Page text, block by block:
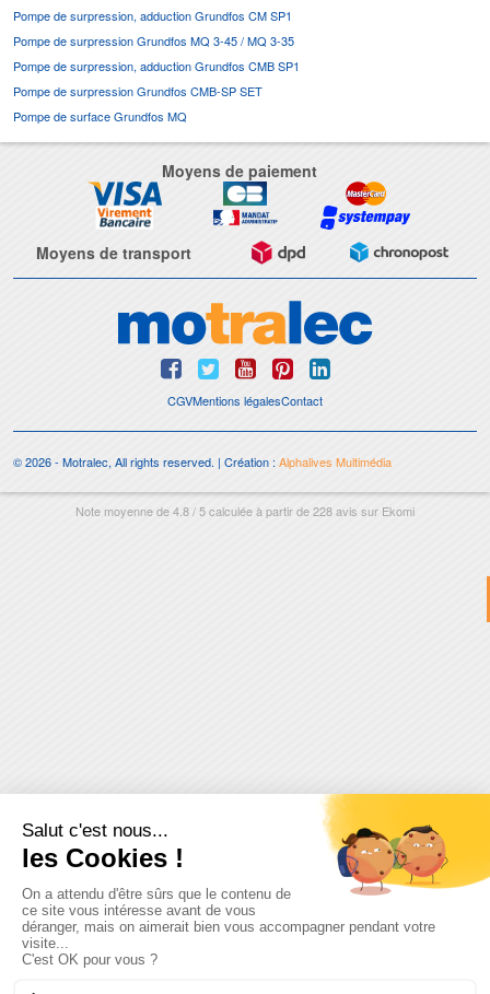
Pompe de surpression, adduction Grundfos CM SP1
Pompe de surpression Grundfos MQ 3-45 / MQ 3-35
Pompe de surpression, adduction Grundfos CMB SP1
Pompe de surpression Grundfos CMB-SP SET
Pompe de surface Grundfos MQ
Moyens de paiement
Moyens de transport
CGVMentions légalesContact
© 2026 - Motralec, All rights reserved. | Création : Alphalives Multimédia
Note moyenne de4.8/5calculée à partir de228avis sur Ekomi